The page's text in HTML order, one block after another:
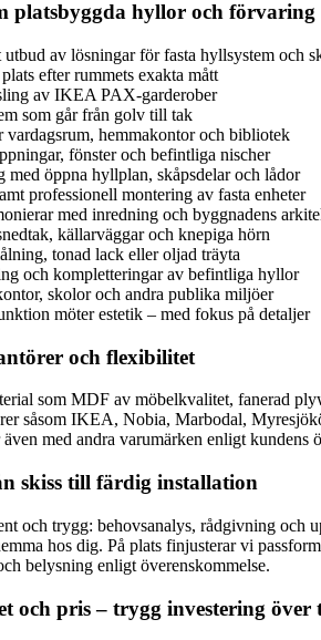
platsbyggda hyllor och förvaring
av lösningar för fasta hyllsystem och
efter rummets exakta mått
av IKEA PAX-garderober
som går från golv till tak
hemmakontor och bibliotek
fönster och befintliga nischer
öppna hyllplan, skåpsdelar och lådor
professionell montering av fasta enheter
med inredning och byggnadens
källarväggar och knepiga hörn
tonad lack eller oljad träyta
och kompletteringar av befintliga hyllor
skolor och andra publika miljöer
möter estetik – med fokus på detaljer
och flexibilitet
som MDF av möbelkvalitet, fanerad
såsom IKEA, Nobia, Marbodal,
med andra varumärken enligt
skiss till färdig installation
och trygg: behovsanalys, rådgivning
hos dig. På plats finjusterar vi
belysning enligt överenskommelse.
och pris – trygg investering över